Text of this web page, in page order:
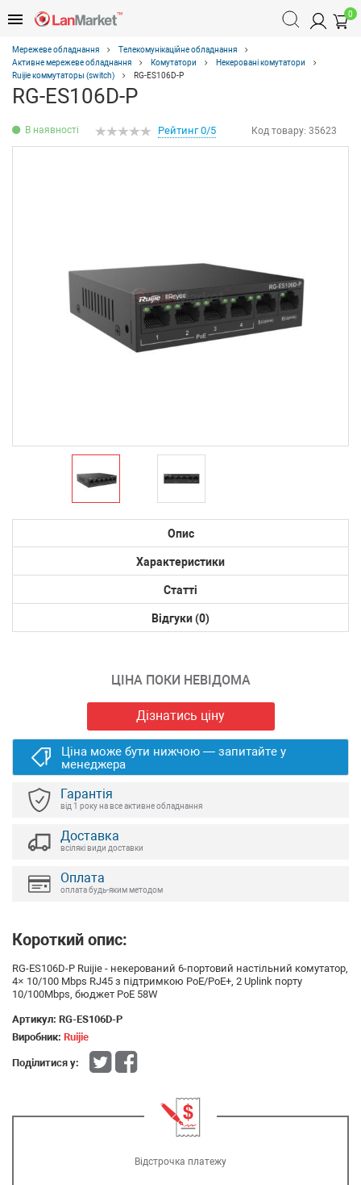
0
Мережеве обладнання
Телекомунікаційне обладнання
Активне мережеве обладнання
Комутатори
Некеровані комутатори
Ruijie коммутаторы (switch)
RG-ES106D-P
RG-ES106D-P
В наявності Код товару: 35623
Рейтинг 0/5
Опис
Характеристики
Статті
Відгуки (0)
ЦІНА ПОКИ НЕВІДОМА
Дізнатись ціну
Ціна може бути нижчою — запитайте у
менеджера
Гарантія
від 1 року на все активне обладнання
Доставка
всілякі види доставки
Оплата
оплата будь-яким методом
Короткий опис:
RG-ES106D-P Ruijie - некерований 6-портовий настільний комутатор,
4× 10/100 Mbps RJ45 з підтримкою PoE/PoE+, 2 Uplink порту
10/100Mbps, бюджет PoE 58W
Артикул: RG-ES106D-P
Виробник: Ruijie
Поділитися у:
Відстрочка платежу